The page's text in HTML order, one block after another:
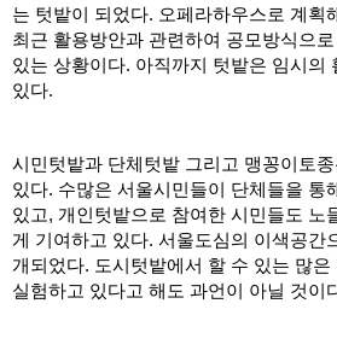
는 텃밭이 되었다. 오페라하우스로 계획
최근 활용방안과 관련하여 공모방식으
있는 상황이다. 아직까지 텃밭은 임시의
있다.
시민텃밭과 단체텃밭 그리고 맹꽁이토
있다. 수많은 서울시민들이 단체들을 통
있고, 개인텃밭으로 참여한 시민들도 노
게 기여하고 있다. 서울도심의 이색공간
개되었다. 도시텃밭에서 할 수 있는 많
실험하고 있다고 해도 과언이 아닐 것이